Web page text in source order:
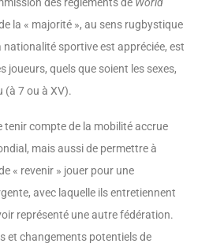
la « majorité », au sens rugbystique
nationalité sportive est appréciée, est
joueurs, quels que soient les sexes,
(à 7 ou à XV).
tenir compte de la mobilité accrue
mais aussi de permettre à
« revenir » jouer pour une
avec laquelle ils entretiennent
représenté une autre fédération.
et changements potentiels de